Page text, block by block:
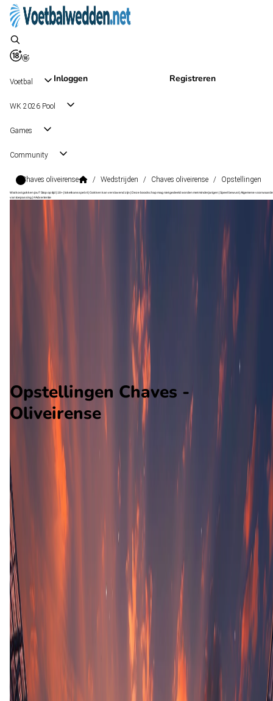
Inloggen Registreren
Voetbal
WK 2026 Pool
Games
Community
Chaves oliveirense / Wedstrijden / Chaves oliveirense / Opstellingen
Wat kost gokken jou? Stop op tijd | 18+ | loketkansspel.nl | Gokken kan verslavend zijn | Deze boodschap mag niet gedeeld worden met minderjarigen | Speel bewust | Algemene
van toepassing | #Advertentie
Voorbeschouwing
Opstellingen Chaves -
Oliveirense
Oliveirense